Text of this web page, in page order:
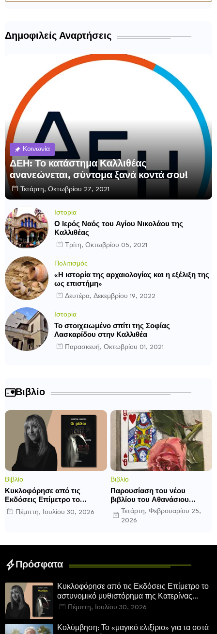
Δημοφιλείς Αναρτήσεις
Κοινωνία
ΔΕΗ: Το κατάστημα Καλλιθέας
ανανεώνεται, σύντομα ξανά κοντά σου!
Τετάρτη, Οκτωβρίου 27, 2021
Ιστορία
Ο Ιερός Ναός του Αγίου Νικολάου της
Καλλιθέας
Τρίτη, Οκτωβρίου 05, 2021
Πολιτισμός
«Η ιστορία της αρχαιολογίας και η εξέλιξη της
ως επιστήμη»
Δευτέρα, Δεκεμβρίου 19, 2022
Ιστορία
Το στοιχειωμένο σπίτι της Σοφίας
Λασκαρίδου στην Καλλιθέα
Παρασκευή, Οκτωβρίου 01, 2021
Βιβλίο
Βιβλίο
Κυκλοφόρησε από τις
Εκδόσεις Επίμετρο το
αστυνομικό μυθιστόρημα της
Κατερίνας Πανούση. Οι
Πέμπτη, Ιουλίου 30, 2026
Βιβλίο
Παρουσίαση του νέου
βιβλίου του Αθανάσιου
Δαββέτα «Πολύ σας
αγαπήσαμε» στον Ιανό
Τετάρτη, Φεβρουαρίου 25,
2026
Πρόσφατα
Κυκλοφόρησε από τις Εκδόσεις Επίμετρο το
αστυνομικό μυθιστόρημα της Κατερίνας
Πανούση. Οι ρόλοι.
Πέμπτη, Ιουλίου 30, 2026
Κολύμβηση: Το «μαγικό ελιξίριο» για τα οστά